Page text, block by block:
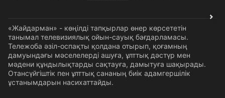
«Жайдарман» - көңілді тапқырлар өнер көрсететін
танымал телевизиялық ойын-сауық бағдарламасы.
Тележоба әзіл-оспақты қолдана отырып, қоғамның
дамуындағы мәселелерді ашуға, ұлттық дәстүр мен
мәдени құндылықтарды сақтауға, дамытуға шақырады.
Отансүйгіштік пен ұлттық сананың биік адамгершілік
ұстанымдарын насихаттайды.